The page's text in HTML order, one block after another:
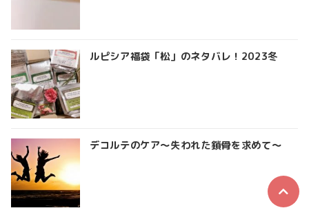
ルピシア福袋「松」のネタバレ！2023冬
デコルテのケア～失われた鎖骨を求めて～